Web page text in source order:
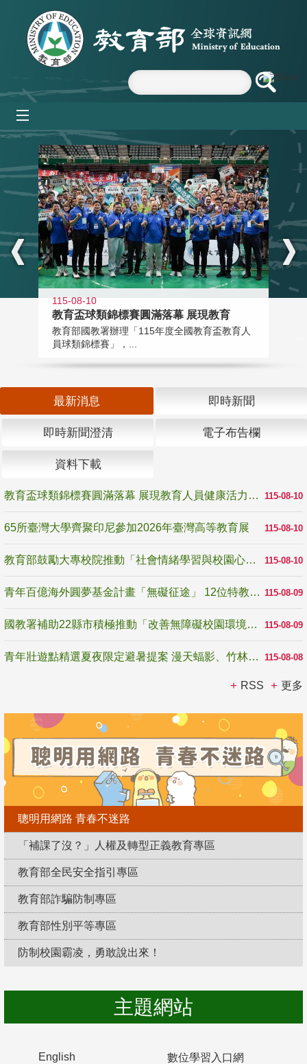
跳到主要內容區塊
:::
115-08-10
教育盃球類錦標賽圓滿落幕 展現教育
教育部國教署辦理「115年度全國教育盃教育人
員球類錦標賽」，...
最新消息 即時新聞
即時新聞澄清 電子布告欄
資料下載
115-08-10
教育盃球類錦標賽圓滿落幕 展現教育人員健康活力與團隊精神
115-08-10
65所臺灣大學齊聚印尼參加2026年臺灣高等教育展
115-08-10
教育部鼓勵大專校院推動「社會情緒學習與校園心理健康促進計畫」 培育校園「心」韌性
115-08-09
青年百億海外圓夢基金計畫「無礙征途」 12位特教與弱勢青年勇闖西班牙 跨越感官限制見證生命蛻變
115-08-09
國教署補助22縣市積極推動「改善無障礙校園環境計畫」 打造友善、安全、無礙學習空間
115-08-08
青年壯遊點精選夏夜限定避暑提案 漫天蝠影、竹林尋蛙、茶香夜觀 邀青年暮色出發
RSS 更多
聰明用網路 青春不迷路
「補課了沒？」人權及轉型正義教育專區
教育部全民安全指引專區
教育部詐騙防制專區
教育部性別平等專區
防制校園霸凌，勇敢說出來！
主題網站
English 數位學習入口網